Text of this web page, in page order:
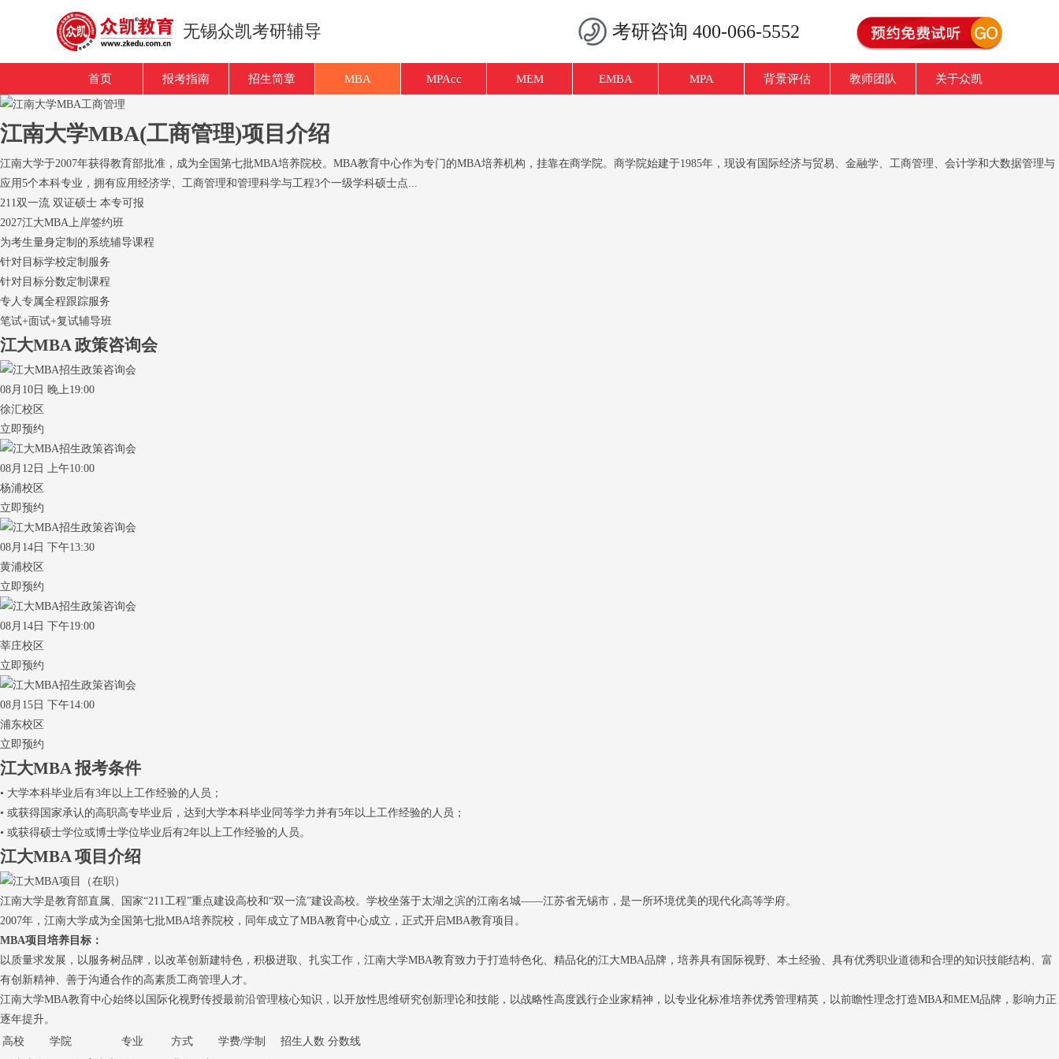
无锡众凯考研辅导 考研咨询 400-066-5552
首页 报考指南 招生简章 MBA MPAcc MEM EMBA MPA 背景评估 教师团队 关于众凯
江南大学MBA(工商管理)项目介绍
江南大学于2007年获得教育部批准，成为全国第七批MBA培养院校。MBA教育中心作为专门的MBA培养机构，挂靠在商学院。商学院始建于1985年，现设有国际经济与贸易、金融学、工商管理、会计学和大数据管理与
应用5个本科专业，拥有应用经济学、工商管理和管理科学与工程3个一级学科硕士点...
211双一流 双证硕士 本专可报
2027江大MBA上岸签约班
为考生量身定制的系统辅导课程
针对目标学校定制服务
针对目标分数定制课程
专人专属全程跟踪服务
笔试+面试+复试辅导班
江大MBA政策咨询会
08月10日 晚上19:00
徐汇校区
立即预约
08月12日 上午10:00
杨浦校区
立即预约
08月14日 下午13:30
黄浦校区
立即预约
08月14日 下午19:00
莘庄校区
立即预约
08月15日 下午14:00
浦东校区
立即预约
江大MBA报考条件
• 大学本科毕业后有3年以上工作经验的人员；
• 或获得国家承认的高职高专毕业后，达到大学本科毕业同等学力并有5年以上工作经验的人员；
• 或获得硕士学位或博士学位毕业后有2年以上工作经验的人员。
江大MBA项目介绍
江南大学是教育部直属、国家“211工程”重点建设高校和“双一流”建设高校。学校坐落于太湖之滨的江南名城——江苏省无锡市，是一所环境优美的现代化高等学府。
2007年，江南大学成为全国第七批MBA培养院校，同年成立了MBA教育中心成立，正式开启MBA教育项目。
MBA项目培养目标：
以质量求发展，以服务树品牌，以改革创新建特色，积极进取、扎实工作，江南大学MBA教育致力于打造特色化、精品化的江大MBA品牌，培养具有国际视野、本土经验、具有优秀职业道德和合理的知识技能结构、富
有创新精神、善于沟通合作的高素质工商管理人才。
江南大学MBA教育中心始终以国际化视野传授最前沿管理核心知识，以开放性思维研究创新理论和技能，以战略性高度践行企业家精神，以专业化标准培养优秀管理精英，以前瞻性理念打造MBA和MEM品牌，影响力正
逐年提升。
高校
学院 专业 方式 学费/学制 招生人数 分数线